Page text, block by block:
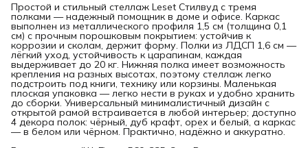
Простой и стильный стеллаж Leset Стилвуд с тремя
полками — надежный помощник в доме и офисе. Каркас
выполнен из металлического профиля 1,5 см (толщина 0,1
см) с прочным порошковым покрытием: устойчив к
коррозии и сколам, держит форму. Полки из ЛДСП 1,6 см —
лёгкий уход, устойчивость к царапинам, каждая
выдерживает до 20 кг. Нижняя полка имеет возможность
крепления на разных высотах, поэтому стеллаж легко
подстроить под книги, технику или корзины. Маленькая
плоская упаковка — легко нести в руках и удобно хранить
до сборки. Универсальный минималистичный дизайн с
открытой рамой встраивается в любой интерьер; доступно
4 декора полок: чёрный, дуб крафт, орех и белый, а каркас
— в белом или чёрном. Практично, надёжно и аккуратно.